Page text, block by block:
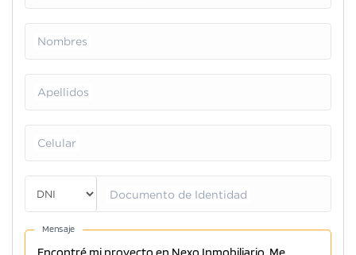
Nombres
Apellidos
Celular
Documento de Identidad
Mensaje